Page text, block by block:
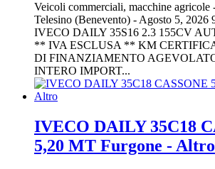
Veicoli commerciali, macchine agricole
Telesino (Benevento) -Agosto 5, 2026
IVECO DAILY 35S16 2.3 155CV
** IVA ESCLUSA ** KM
DI FINANZIAMENTO
INTERO IMPORT...
IVECO DAILY 35C18
5,20 MT Furgone - Altro